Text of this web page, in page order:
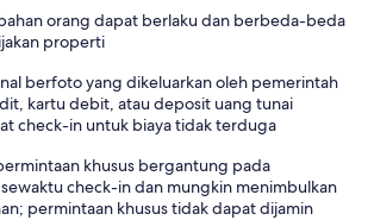
orang dapat berlaku dan berbeda-beda
properti
berfoto yang dikeluarkan oleh pemerintah
kartu debit, atau deposit uang tunai
check-in untuk biaya tidak terduga
khusus bergantung pada
check-in dan mungkin menimbulkan
permintaan khusus tidak dapat dijamin